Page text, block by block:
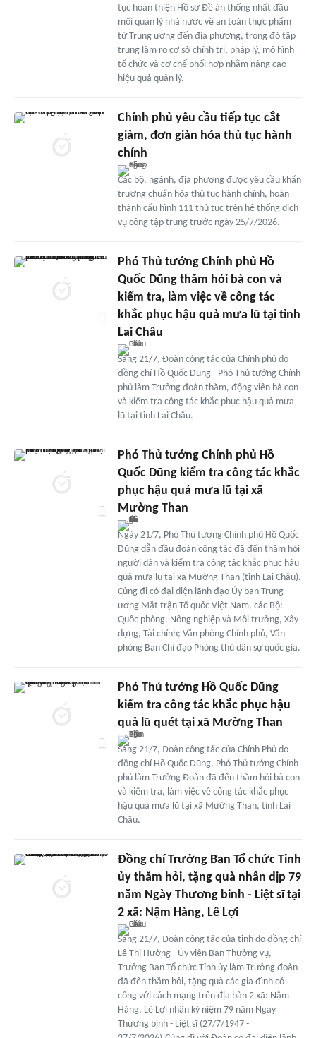
tục hoàn thiện Hồ sơ Đề án thống nhất đầu
mối quản lý nhà nước về an toàn thực phẩm
từ Trung ương đến địa phương, trong đó tập
trung làm rõ cơ sở chính trị, pháp lý, mô hình
tổ chức và cơ chế phối hợp nhằm nâng cao
hiệu quả quản lý.
Chính phủ yêu cầu tiếp tục cắt
giảm, đơn giản hóa thủ tục hành
chính
Các bộ, ngành, địa phương được yêu cầu khẩn
trương chuẩn hóa thủ tục hành chính, hoàn
thành cấu hình 111 thủ tục trên hệ thống dịch
vụ công tập trung trước ngày 25/7/2026.
Phó Thủ tướng Chính phủ Hồ
Quốc Dũng thăm hỏi bà con và
kiểm tra, làm việc về công tác
khắc phục hậu quả mưa lũ tại tỉnh
Lai Châu
Sáng 21/7, Đoàn công tác của Chính phủ do
đồng chí Hồ Quốc Dũng - Phó Thủ tướng Chính
phủ làm Trưởng đoàn thăm, động viên bà con
và kiểm tra công tác khắc phục hậu quả mưa
lũ tại tỉnh Lai Châu.
Phó Thủ tướng Chính phủ Hồ
Quốc Dũng kiểm tra công tác khắc
phục hậu quả mưa lũ tại xã
Mường Than
Ngày 21/7, Phó Thủ tướng Chính phủ Hồ Quốc
Dũng dẫn đầu đoàn công tác đã đến thăm hỏi
người dân và kiểm tra công tác khắc phục hậu
quả mưa lũ tại xã Mường Than (tỉnh Lai Châu).
Cùng đi có đại diện lãnh đạo Ủy ban Trung
ương Mặt trận Tổ quốc Việt Nam, các Bộ:
Quốc phòng, Nông nghiệp và Môi trường, Xây
dựng, Tài chính; Văn phòng Chính phủ, Văn
phòng Ban Chỉ đạo Phòng thủ dân sự quốc gia.
Phó Thủ tướng Hồ Quốc Dũng
kiểm tra công tác khắc phục hậu
quả lũ quét tại xã Mường Than
Sáng 21/7, Đoàn công tác của Chính Phủ do
đồng chí Hồ Quốc Dũng, Phó Thủ tướng Chính
phủ làm Trưởng Đoàn đã đến thăm hỏi bà con
và kiểm tra, làm việc về công tác khắc phục
hậu quả mưa lũ tại xã Mường Than, tỉnh Lai
Châu.
Đồng chí Trưởng Ban Tổ chức Tỉnh
ủy thăm hỏi, tặng quà nhân dịp 79
năm Ngày Thương binh - Liệt sĩ tại
2 xã: Nậm Hàng, Lê Lợi
Sáng 21/7, Đoàn công tác của tỉnh do đồng chí
Lê Thị Hường - Ủy viên Ban Thường vụ,
Trưởng Ban Tổ chức Tỉnh ủy làm Trưởng đoàn
đã đến thăm hỏi, tặng quà các gia đình có
công với cách mạng trên địa bàn 2 xã: Nậm
Hàng, Lê Lợi nhân kỷ niệm 79 năm Ngày
Thương binh - Liệt sĩ (27/7/1947 -